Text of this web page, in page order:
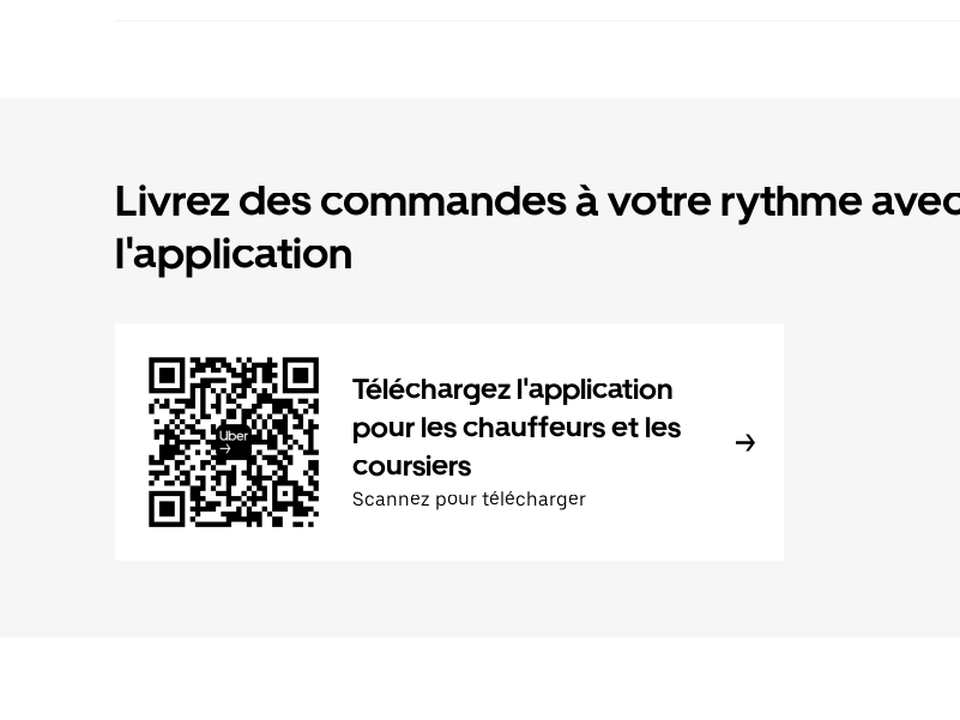
Livrez des commandes à votre rythme
l'application
Téléchargez l'application
pour les chauffeurs et les
coursiers
Scannez pour télécharger